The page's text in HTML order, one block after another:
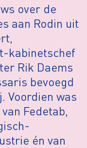
over de
aan Rodin uit
kabinetschef
Rik Daems
bevoegd
Voordien was
Fedetab,
én van